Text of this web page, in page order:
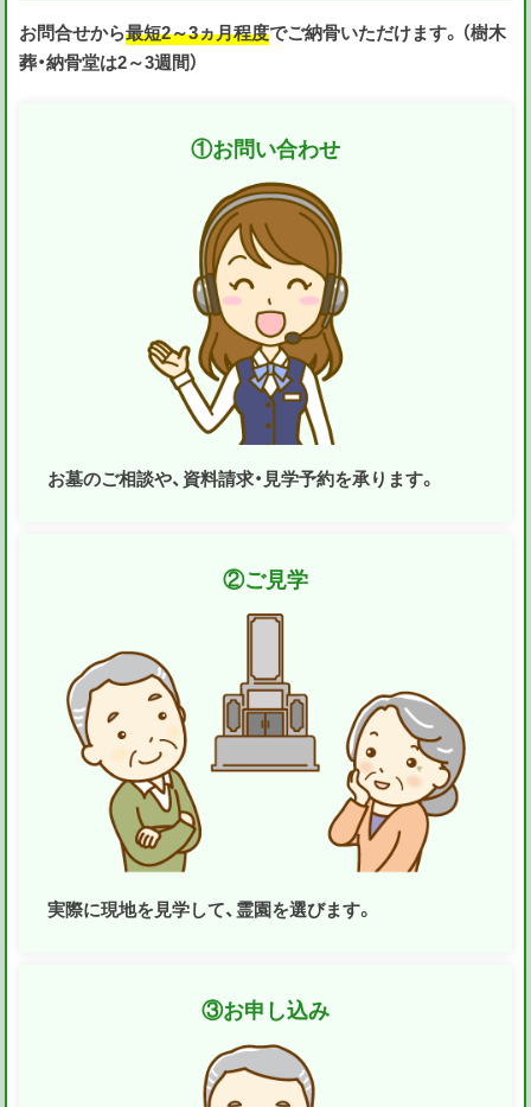
お問合せから最短2～3ヵ月程度でご納骨いただけます。（樹木
葬・納骨堂は2～3週間）
①お問い合わせ
お墓のご相談や、資料請求・見学予約を承ります。
②ご見学
実際に現地を見学して、霊園を選びます。
③お申し込み